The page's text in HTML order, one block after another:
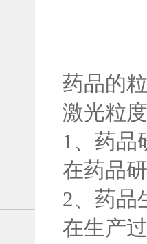
药品的
激光粒
1、药品
在药品
2、药品
在生产